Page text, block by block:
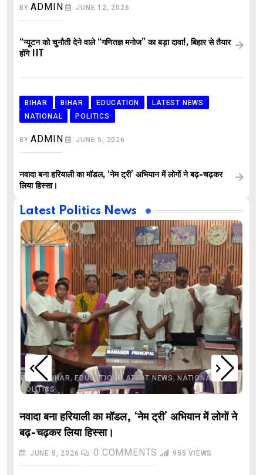
BYADMIN JUNE 12, 2026
“न्यूटन को चुनौती देने वाले “गणितज्ञ मनोज” का बड़ा दावा!, बिहार से तैयार
होंगे IIT
BIHAR BIHAR EDUCATION
LATEST NEWS
NATIONAL
POLITICS
BYADMIN JUNE 5, 2026
नवादा बना हरियाली का मॉडल, ‘नेम ट्री’ अभियान में लोगों ने बढ़-चढ़कर
लिया हिस्सा।
Latest Politics News
BIHAR,BIHAR, EDUCATION,LATEST NEWS,NATIONAL
POLITICS
नवादा बना हरियाली का मॉडल, ‘नेम ट्री’ अभियान में लोगों ने
बढ़-चढ़कर लिया हिस्सा।
JUNE 5, 2026 0 COMMENTS 955 VIEWS